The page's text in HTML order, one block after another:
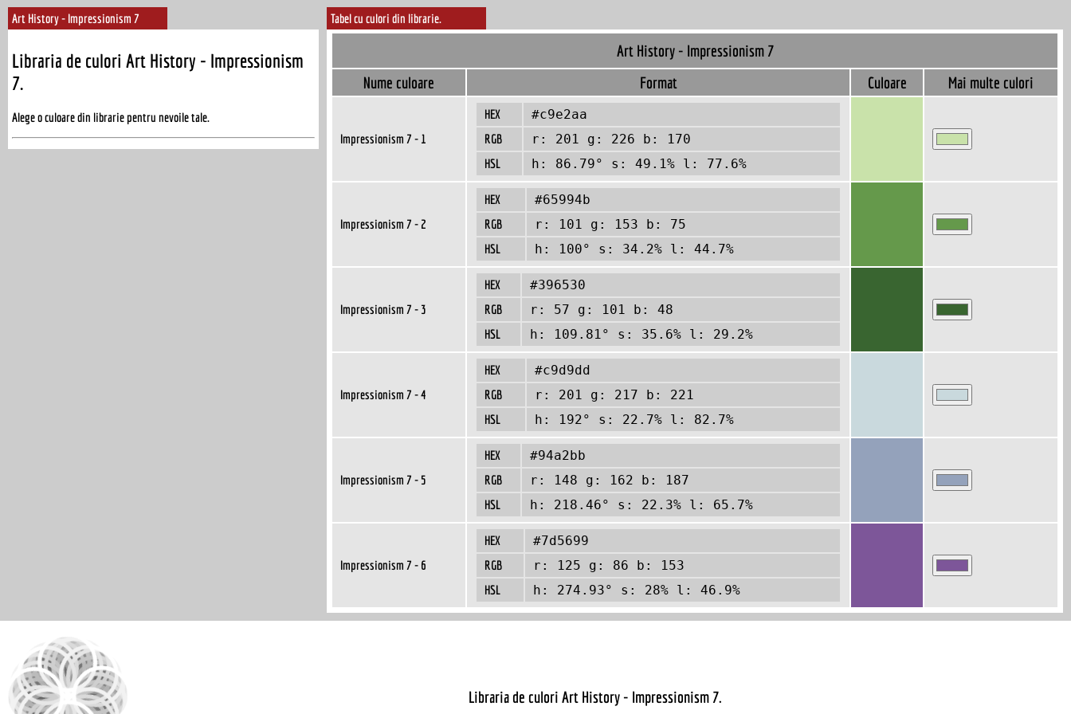
Art History - Impressionism 7
Libraria de culori Art History - Impressionism
7.
Alege o culoare din librarie pentru nevoile tale.
Tabel cu culori din librarie.
Art History - Impressionism 7
Nume culoare
Format Culoare Mai multe culori
Impressionism 7 - 1
HEX #c9e2aa
RGB r: 201 g: 226 b: 170
HSL h: 86.79° s: 49.1% l: 77.6%
Impressionism 7 - 2
HEX #65994b
RGB r: 101 g: 153 b: 75
HSL h: 100° s: 34.2% l: 44.7%
Impressionism 7 - 3
HEX #396530
RGB r: 57 g: 101 b: 48
HSL h: 109.81° s: 35.6% l: 29.2%
Impressionism 7 - 4
HEX #c9d9dd
RGB r: 201 g: 217 b: 221
HSL h: 192° s: 22.7% l: 82.7%
Impressionism 7 - 5
HEX #94a2bb
RGB r: 148 g: 162 b: 187
HSL h: 218.46° s: 22.3% l: 65.7%
Impressionism 7 - 6
HEX #7d5699
RGB r: 125 g: 86 b: 153
HSL h: 274.93° s: 28% l: 46.9%
Libraria de culori Art History - Impressionism 7.